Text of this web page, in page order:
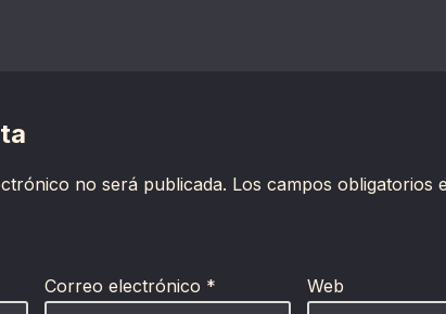
no será publicada. Los campos obligatorios
Correo electrónico * Web